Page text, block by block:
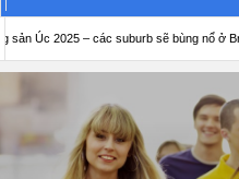
– các suburb sẽ bùng nổ ở Brisbane